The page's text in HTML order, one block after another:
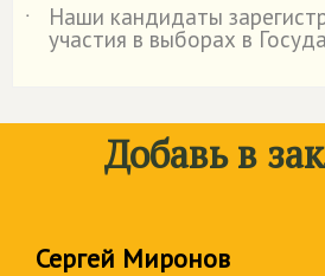
˙
Наши кандидаты
участия в выборах в
Добавь в
Сергей Миронов